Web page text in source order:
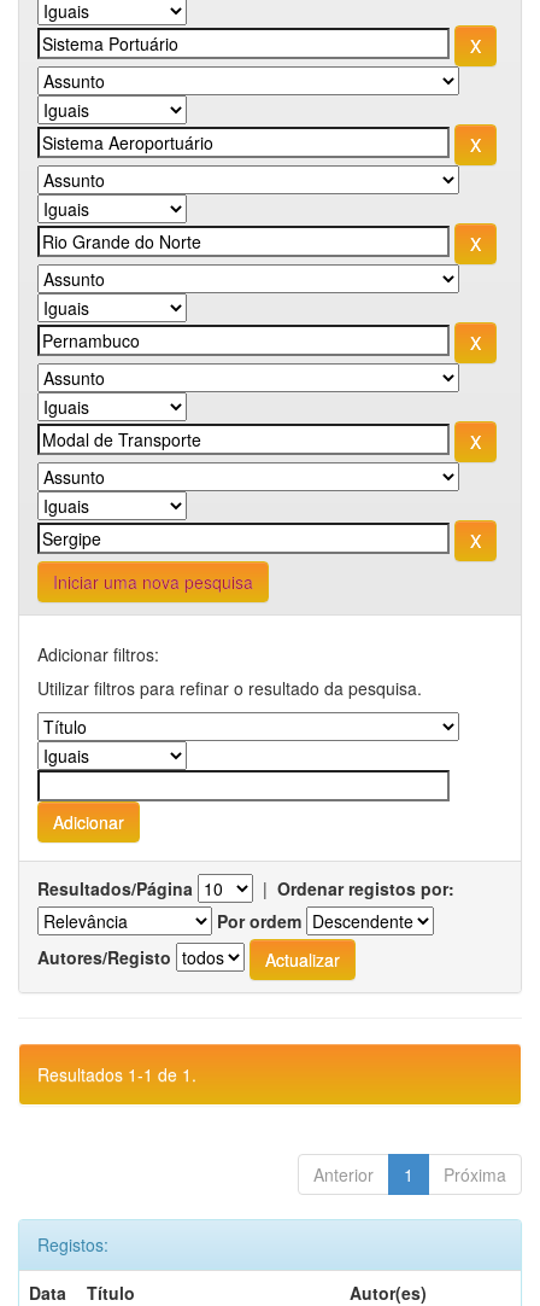
Iniciar uma nova pesquisa
Adicionar filtros:
Utilizar filtros para refinar o resultado da pesquisa.
Resultados/Página | Ordenar registos por:
Por ordem
Autores/Registo
Resultados 1-1 de 1.
Anterior 1 Próxima
Registos:
Data
Título
Autor(es)